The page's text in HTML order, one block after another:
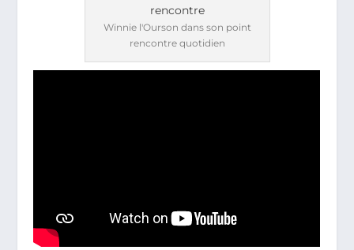
Winnie l'Ourson dans son point
rencontre quotidien